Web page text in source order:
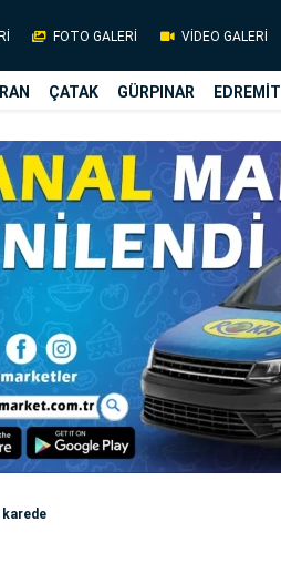
FOTO GALERİ VİDEO GALERİ
ÇATAK GÜRPINAR EDREMİT
karede